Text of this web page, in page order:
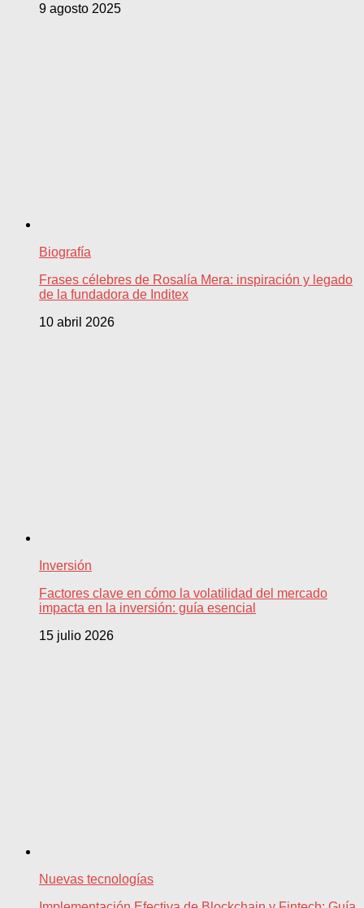
9 agosto 2025
Biografía
Frases célebres de Rosalía Mera: inspiración y legado
de la fundadora de Inditex
10 abril 2026
Inversión
Factores clave en cómo la volatilidad del mercado
impacta en la inversión: guía esencial
15 julio 2026
Nuevas tecnologías